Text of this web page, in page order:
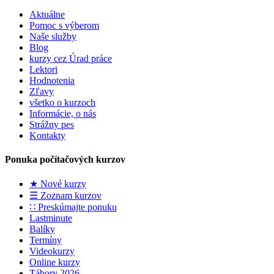
Aktuálne
Pomoc s výberom
Naše služby
Blog
kurzy cez Úrad práce
Lektori
Hodnotenia
Zľavy
všetko o kurzoch
Informácie, o nás
Strážny pes
Kontakty
Ponuka počítačových kurzov
★ Nové kurzy
☰ Zoznam kurzov
∷ Preskúmajte ponuku
Lastminute
Balíky
Termíny
Videokurzy
Online kurzy